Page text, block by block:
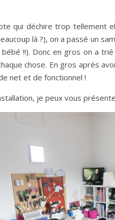
qui déchire trop tellement
là ?), on a passé un
bébé !!). Donc en gros on a
chose. En gros après
net et de fonctionnel !
je peux vous